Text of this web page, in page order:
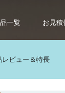
一覧 お見積
レビュー＆特長